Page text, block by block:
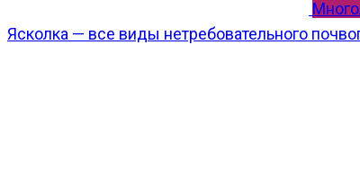
Ясколка — все виды нетребовательного